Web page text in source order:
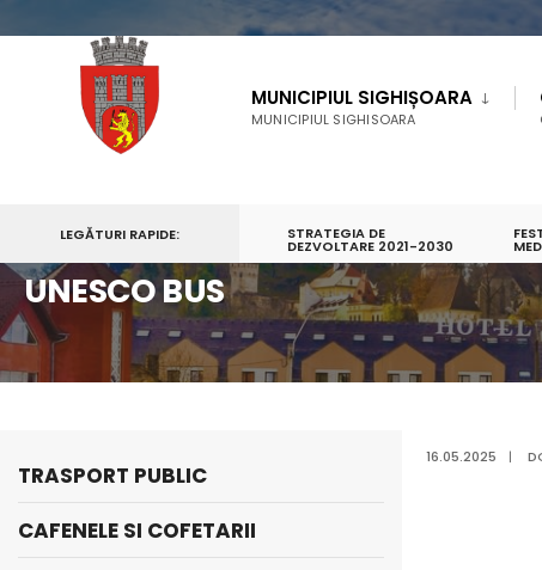
MUNICIPIUL SIGHIȘOARA
MUNICIPIUL SIGHISOARA
LEGĂTURI RAPIDE: STRATEGIA DE
DEZVOLTARE 2021-2030
INFORMAŢII PRACTICE UNESCO
UNESCO BUS
16.05.2025 |
TRASPORT PUBLIC
CAFENELE SI COFETARII